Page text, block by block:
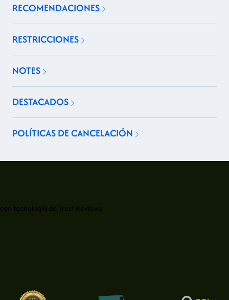
RECOMENDACIONES
RESTRICCIONES
NOTES
DESTACADOS
POLÍTICAS DE CANCELACIÓN
con tecnología de Trust.Reviews